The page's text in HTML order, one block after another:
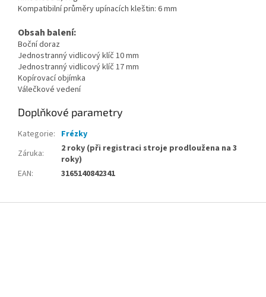
Kompatibilní průměry upínacích kleštin: 6 mm
Obsah balení:
Boční doraz
Jednostranný vidlicový klíč 10 mm
Jednostranný vidlicový klíč 17 mm
Kopírovací objímka
Válečkové vedení
Doplňkové parametry
Kategorie: Frézky
Záruka:
2 roky (při registraci stroje prodloužena na 3
roky)
EAN: 3165140842341